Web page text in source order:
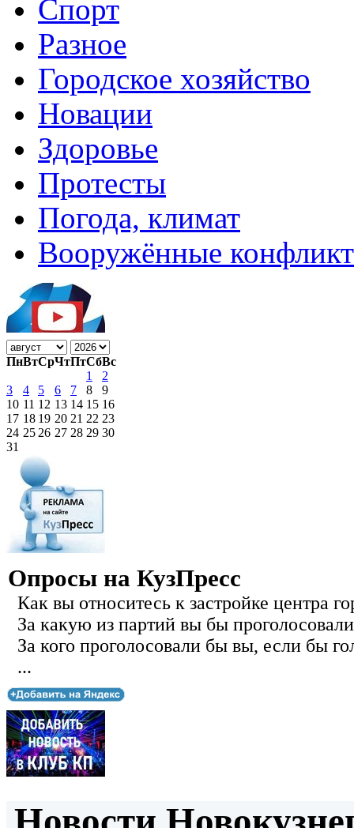
Спорт
Разное
Городское хозяйство
Новации
Здоровье
Протесты
Погода, климат
Вооружённые
ПнВтСрЧтПтСбВс
1
2
3
4 5 6 7 8
9
10 11 12 13 14 15 16
17 18 19 20 21 22 23
24 25 26 27 28 29 30
31
Опросы на КузПресс
Как вы относитесь к застройке центра
За какую из партий вы бы
За кого проголосовали бы вы, если бы
...